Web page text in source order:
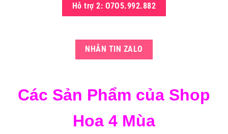
Hỗ trợ 2: O7O5.992.882
NHẮN TIN ZALO
Các Sản Phẩm của Shop
Hoa 4 Mùa